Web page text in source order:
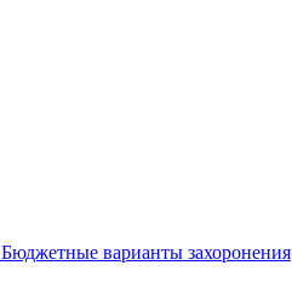
Бюджетные варианты захоронения